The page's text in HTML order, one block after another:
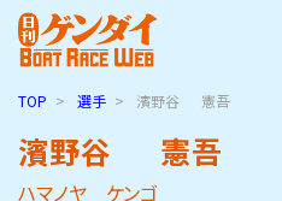
TOP 選手 濱野谷 憲吾
濱野谷 憲吾
ハマノヤ ケンゴ